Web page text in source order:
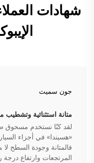
شهادات
جون سميث
متانة استثنائية وتشطيب
لقد كنّا نستخدم مسحوق
«هسيندا» في أجزاء
فالمتانة وجودة السطح
المرتجعات وارتفاع درجة